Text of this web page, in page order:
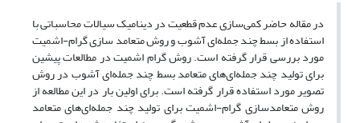
در مقاله حاضر کمی‌سازی عدم قطعیت در دینامیک سیالات محاسباتی با
استفاده از بسط چند جمله‌ای آشوب و روش متعامد سازی گرام-اشمیت
مورد بررسی قرار گرفته است. روش گرام اشمیت در مطالعات پیشین
برای تولید چند جمله‌ای‌های متعامد بسط چند جمله‌ای آشوب در روش
تصویر مورد استفاده قرار گرفته است. برای اولین بار در این مطالعه از
روش متعامدسازی گرام-اشمیت برای تولید چند جمله‌ای‌های متعامد